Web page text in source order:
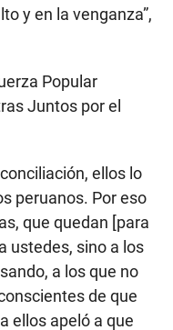
y en la venganza”,
Popular
Juntos por el
ellos lo
peruanos. Por eso
que quedan [para
ustedes, sino a los
a los que no
de que
ellos apeló a que